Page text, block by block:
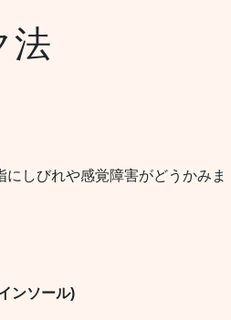
法
しびれや感覚障害がどうかみま
ンソール)